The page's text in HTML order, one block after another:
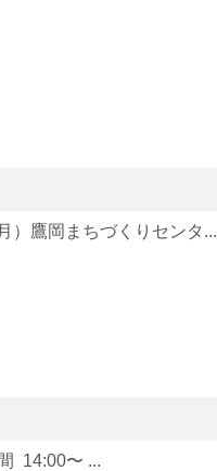
）鷹岡まちづくりセンタ...
14:00〜 ...